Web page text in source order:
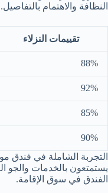
النظافة والاهتمام بالتفاصيل.
تقييمات النزلاء
88%
92%
85%
90%
التجربة الشاملة في فندق
يستمتعون بالخدمات والجو
الفندق في سوق الإقامة.